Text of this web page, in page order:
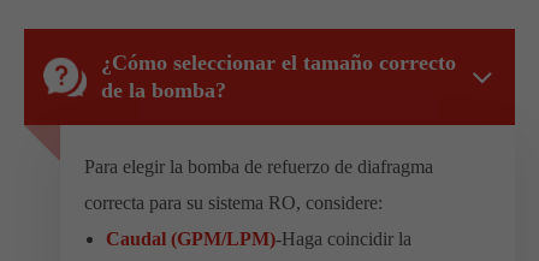
¿Cómo seleccionar el tamaño correcto
de la bomba?
Para elegir la bomba de refuerzo de diafragma
correcta para su sistema RO, considere:
Caudal (GPM/LPM)-Haga coincidir la